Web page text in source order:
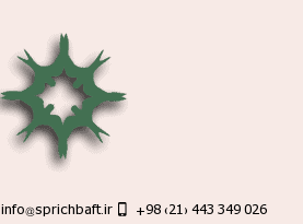
+98 (21) 443 349 026
info@sprichbaft.ir